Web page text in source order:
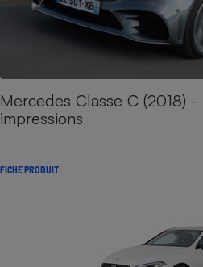
Mercedes Classe C (2018) -
impressions
FICHE PRODUIT